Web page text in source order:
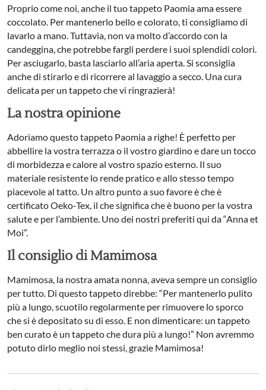
Proprio come noi, anche il tuo tappeto Paomia ama essere
coccolato. Per mantenerlo bello e colorato, ti consigliamo di
lavarlo a mano. Tuttavia, non va molto d’accordo con la
candeggina, che potrebbe fargli perdere i suoi splendidi colori.
Per asciugarlo, basta lasciarlo all’aria aperta. Si sconsiglia
anche di stirarlo e di ricorrere al lavaggio a secco. Una cura
delicata per un tappeto che vi ringrazierà!
La nostra opinione
Adoriamo questo tappeto Paomia a righe! È perfetto per
abbellire la vostra terrazza o il vostro giardino e dare un tocco
di morbidezza e calore al vostro spazio esterno. Il suo
materiale resistente lo rende pratico e allo stesso tempo
piacevole al tatto. Un altro punto a suo favore è che è
certificato Oeko-Tex, il che significa che è buono per la vostra
salute e per l’ambiente. Uno dei nostri preferiti qui da “Anna et
Moi”.
Il consiglio di Mamimosa
Mamimosa, la nostra amata nonna, aveva sempre un consiglio
per tutto. Di questo tappeto direbbe: “Per mantenerlo pulito
più a lungo, scuotilo regolarmente per rimuovere lo sporco
che si è depositato su di esso. E non dimenticare: un tappeto
ben curato è un tappeto che dura più a lungo!” Non avremmo
potuto dirlo meglio noi stessi, grazie Mamimosa!